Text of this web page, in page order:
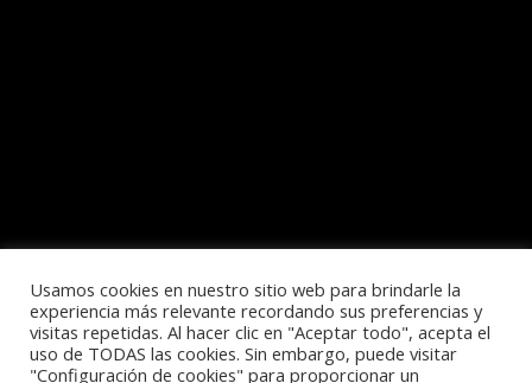
Política de privacidad
Usamos cookies en nuestro sitio web para brindarle la
experiencia más relevante recordando sus preferencias y
visitas repetidas. Al hacer clic en "Aceptar todo", acepta el
uso de TODAS las cookies. Sin embargo, puede visitar
"Configuración de cookies" para proporcionar un